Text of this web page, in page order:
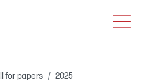
MENU
for papers 2025